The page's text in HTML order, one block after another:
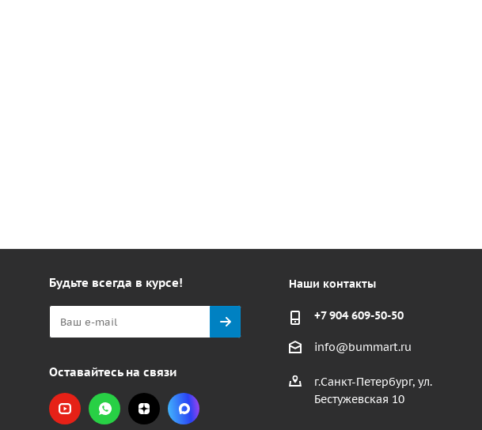
Будьте всегда в курсе!
Оставайтесь на связи
Наши контакты
+7 904 609-50-50
info@bummart.ru
г.Санкт-Петербург, ул.
Бестужевская 10